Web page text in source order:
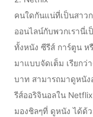
คนใดกันแน่ที่เป็นสาว
ออนไลน์กับพวกเรานี่เ
ทั้งหนัง ซีรีส์ การ์ตูน ห
มาแบบจัดเต็ม เรียกว่
บาท สามารถมาดูหนัง
รีส์ออริจินอลใน
มองชิลๆที่ ดูหนัง ได้ด้